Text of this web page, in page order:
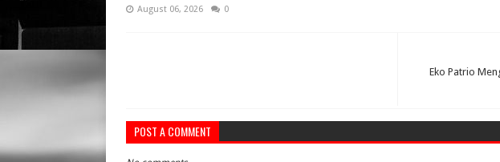
August 06, 2026 0
Eko Patrio
POST A COMMENT